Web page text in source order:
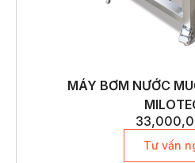
MÁY BƠM NƯỚC
Tư vấn